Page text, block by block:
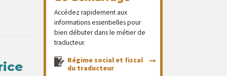
Accédez rapidement aux
informations essentielles pour
bien débuter dans le métier de
traducteur.
Régime social et fiscal
du traducteur